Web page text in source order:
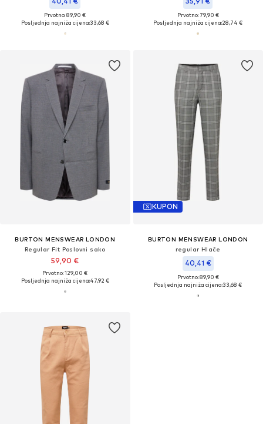
Prvotno: 89,90 €
Posljednja najniža cijena:33,68 €
Prvotno: 79,90 €
Posljednja najniža cijena:28,74 €
BURTON MENSWEAR LONDON
Regular Fit Poslovni sako
59,90 €
Prvotno: 129,00 €
Posljednja najniža cijena:47,92 €
KUPON
BURTON MENSWEAR LONDON
regular Hlače
40,41 €
Prvotno: 89,90 €
Posljednja najniža cijena:33,68 €